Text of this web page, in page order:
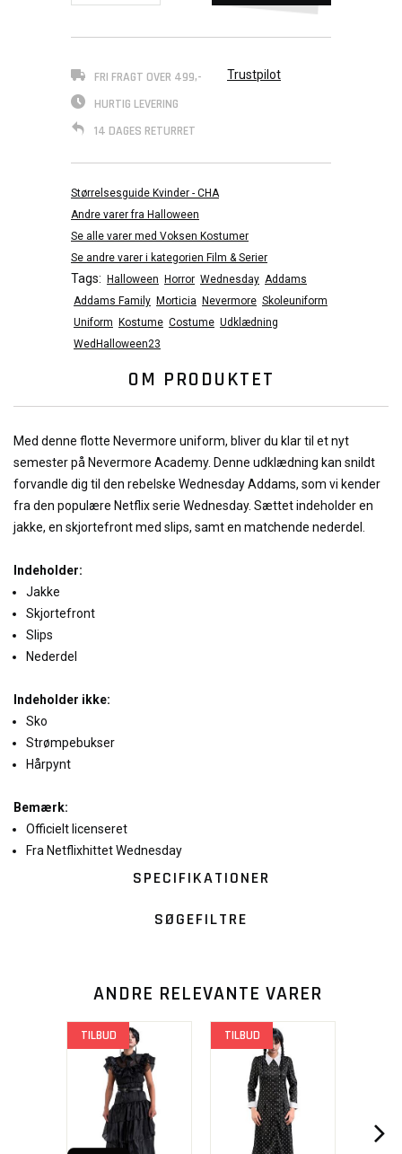
FRI FRAGT OVER 499,-
HURTIG LEVERING
14 DAGES RETURRET
Trustpilot
Størrelsesguide Kvinder - CHA
Andre varer fra Halloween
Se alle varer med Voksen Kostumer
Se andre varer i kategorien Film & Serier
Tags: Halloween Horror Wednesday Addams
Addams Family Morticia Nevermore Skoleuniform
Uniform
Kostume Costume Udklædning
WedHalloween23
OM PRODUKTET
Med denne flotte Nevermore uniform, bliver du klar til et nyt
semester på Nevermore Academy. Denne udklædning kan snildt
forvandle dig til den rebelske Wednesday Addams, som vi kender
fra den populære Netflix serie Wednesday. Sættet indeholder en
jakke, en skjortefront med slips, samt en matchende nederdel.
Indeholder:
Jakke
Skjortefront
Slips
Nederdel
Indeholder ikke:
Sko
Strømpebukser
Hårpynt
Bemærk:
Officielt licenseret
Fra Netflixhittet Wednesday
SPECIFIKATIONER
SØGEFILTRE
ANDRE RELEVANTE VARER
TILBUD TILBUD